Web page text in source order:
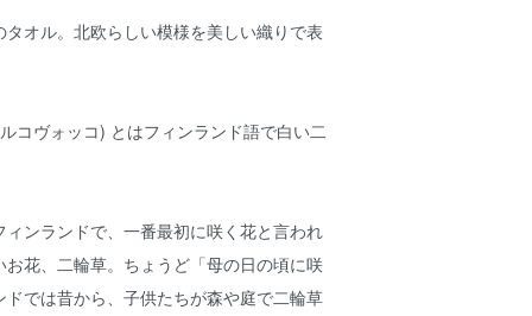
オル。北欧らしい模様を美しい織りで表
コヴォッコ) とはフィンランド語で白い二
ィンランドで、一番最初に咲く花と言われ
お花、二輪草。ちょうど「母の日の頃に咲
ドでは昔から、子供たちが森や庭で二輪草